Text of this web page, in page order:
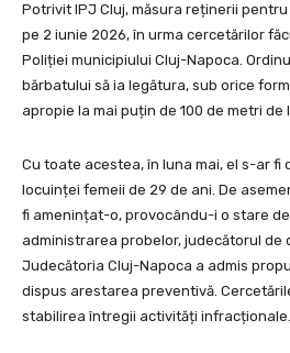
Potrivit IPJ Cluj, măsura reținerii
pe 2 iunie 2026, în urma cercetărilor
Poliției municipiului Cluj-Napoca.
bărbatului să ia legătura, sub orice
apropie la mai puțin de 100 de metri
Cu toate acestea, în luna mai, el s-ar fi
locuinței femeii de 29 de ani. De
fi amenințat-o, provocându-i o stare de
administrarea probelor, judecătorul de
Judecătoria Cluj-Napoca a admis
dispus arestarea preventivă.
stabilirea întregii activități infracționale.